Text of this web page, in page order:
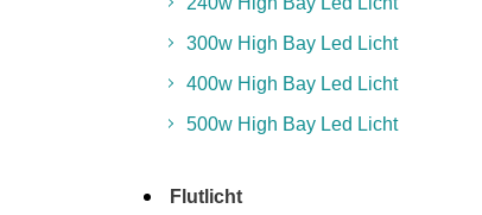
300w High Bay Led Licht
400w High Bay Led Licht
500w High Bay Led Licht
Flutlicht